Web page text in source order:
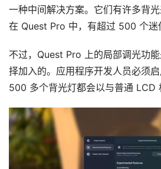
一种中间解决方案。它们有许多背
在 Quest Pro 中，有超过 500 个迷
不过，Quest Pro 上的局部调光功
择加入的。应用程序开发人员必须
500 多个背光灯都会以与普通 LCD